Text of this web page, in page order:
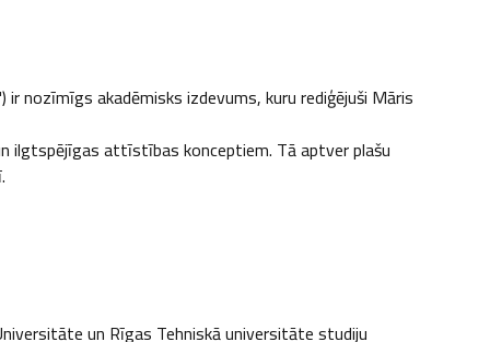
nozīmīgs akadēmisks izdevums, kuru rediģējuši Māris
ilgtspējīgas attīstības konceptiem. Tā aptver plašu
un Rīgas Tehniskā universitāte studiju